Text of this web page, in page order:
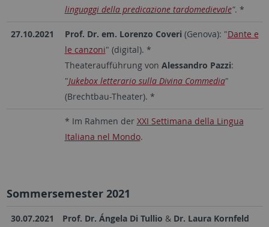
linguaggi della predicazione tardomedievale". *
27.10.2021 Prof. Dr. em. Lorenzo Coveri (Genova): "Dante e
le canzoni" (digital). *
Theateraufführung von Alessandro Pazzi:
"Jukebox letterario sulla Divina Commedia"
(Brechtbau-Theater). *
* Im Rahmen der XXI Settimana della Lingua
Italiana nel Mondo.
Sommersemester 2021
30.07.2021 Prof. Dr. Ángela Di Tullio &Dr. Laura Kornfeld